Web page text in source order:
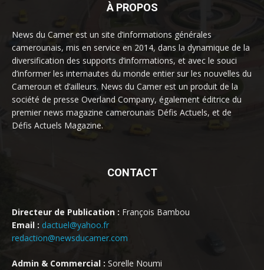
À PROPOS
News du Camer est un site d’informations générales
camerounais, mis en service en 2014, dans la dynamique de la
diversification des supports d’informations, et avec le souci
d’informer les internautes du monde entier sur les nouvelles du
Cameroun et d’ailleurs. News du Camer est un produit de la
société de presse Overland Company, également éditrice du
premier news magazine camerounais Défis Actuels, et de
Défis Actuels Magazine.
CONTACT
Directeur de Publication : François Bambou
Email : dactuel@yahoo.fr
redaction@newsducamer.com
Admin & Commercial : Sorelle Noumi